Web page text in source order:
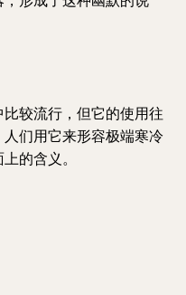
较流行，但它的使用往
们用它来形容极端寒冷
的含义。